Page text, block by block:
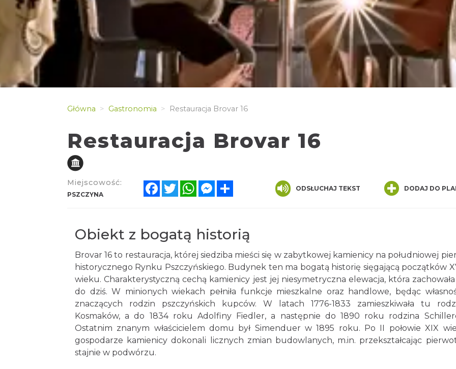
Główna Gastronomia Restauracja Brovar 16
Restauracja Brovar 16
Miejscowość:
PSZCZYNA
FacebookTwitterWhatsAppMessenger ODSŁUCHAJ TEKST DODAJ DO
Obiekt z bogatą historią
Brovar 16 to restauracja, której siedziba mieści się w zabytkowej kamienicy na południowej
historycznego Rynku Pszczyńskiego. Budynek ten ma bogatą historię sięgającą początków
wieku. Charakterystyczną cechą kamienicy jest jej niesymetryczna elewacja, która zachowała
do dziś. W minionych wiekach pełniła funkcje mieszkalne oraz handlowe, będąc
znaczących rodzin pszczyńskich kupców. W latach 1776-1833 zamieszkiwała tu
Kosmaków, a do 1834 roku Adolfiny Fiedler, a następnie do 1890 roku rodzina
Ostatnim znanym właścicielem domu był Simenduer w 1895 roku. Po II połowie XIX
gospodarze kamienicy dokonali licznych zmian budowlanych, m.in. przekształcając
stajnie w podwórzu.